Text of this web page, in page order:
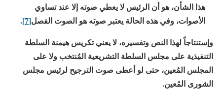
هذا الشأن، هو أن الرئيس لا يعطي صوته إلا عند تساوي
الأصوات، وفي هذه الحالة يعتبر صوته هو الصوت الفصل[7]
.
وإستنتاجاً لهذا النص وتفسيره، لا يعني تكريس هيمنة السلطة
التنفيذية على مجلس السلطة التشريعية المُنتخب ولا على
المجلس المُعين، حتى لو أعطى صوت الترجيح لرئيس مجلس
الشورى المُعين.